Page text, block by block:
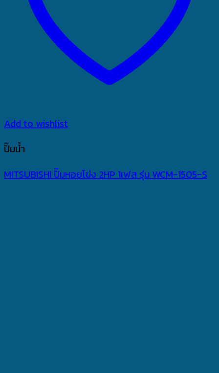
Add to wishlist
ปั๊มน้ำ
MITSUBISHI ปั๊มหอยโข่ง 2HP 1เฟส รุ่น WCM-1505-S